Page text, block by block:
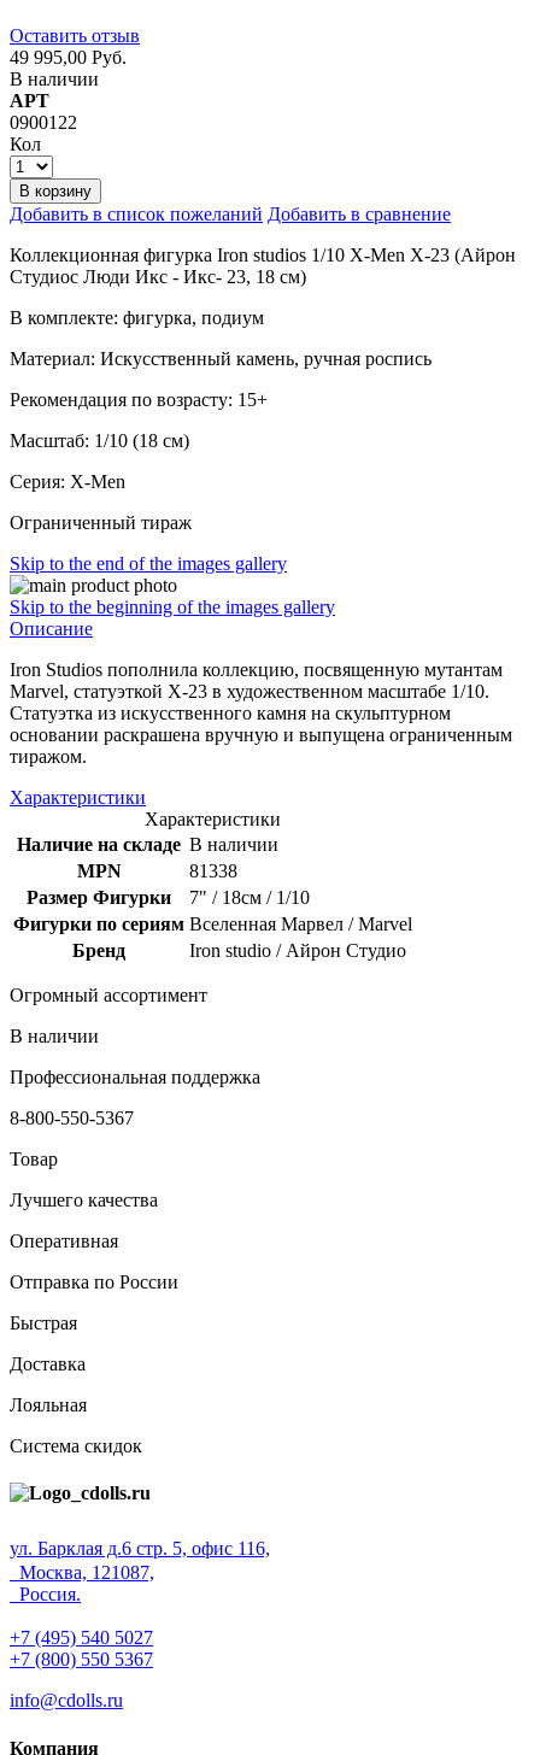
Оставить отзыв
49 995,00 Руб.
В наличии
АРТ
0900122
Кол
В корзину
Добавить в список пожеланий Добавить в сравнение
Коллекционная фигурка Iron studios 1/10 X-Men X-23 (Айрон
Студиос Люди Икс - Икс- 23, 18 см)
В комплекте: фигурка, подиум
Материал: Искусственный камень, ручная роспись
Рекомендация по возрасту: 15+
Масштаб: 1/10 (18 см)
Серия: X-Men
Ограниченный тираж
Skip to the end of the images gallery
Skip to the beginning of the images gallery
Описание
Iron Studios пополнила коллекцию, посвященную мутантам
Marvel, статуэткой X-23 в художественном масштабе 1/10.
Статуэтка из искусственного камня на скульптурном
основании раскрашена вручную и выпущена ограниченным
тиражом.
Характеристики
Характеристики
Наличие на складе В наличии
MPN
81338
Размер Фигурки
7" / 18см / 1/10
Фигурки по сериям Вселенная Марвел / Marvel
Бренд
Iron studio / Айрон Студио
Огромный ассортимент
В наличии
Профессиональная поддержка
8-800-550-5367
Товар
Лучшего качества
Оперативная
Отправка по России
Быстрая
Доставка
Лояльная
Система скидок
ул. Барклая д.6 стр. 5, офис 116,
Москва, 121087,
Россия.
+7 (495) 540 5027
+7 (800) 550 5367
info@cdolls.ru
Компания